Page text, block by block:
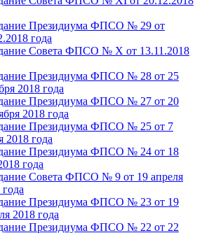
Президиума ФПСО № 29 от
года
Совета ФПСО № X от 13.11.2018
Президиума ФПСО № 28 от 25
2018 года
Президиума ФПСО № 27 от 20
2018 года
Президиума ФПСО № 25 от 7
2018 года
Президиума ФПСО № 24 от 18
года
Совета ФПСО № 9 от 19 апреля
Президиума ФПСО № 23 от 19
2018 года
Президиума ФПСО № 22 от 22